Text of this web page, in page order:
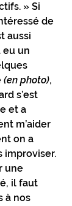
» Si
de
aussi
eu un
(en photo),
s’est
et a
m’aider
on a
improviser.
une
il faut
à nos